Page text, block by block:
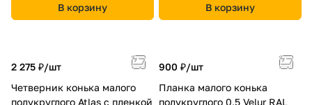
В корзину В корзину
2 275 ₽/шт
Четверник конька малого
полукруглого Atlas с пленкой
900 ₽/шт
Планка малого конька
полукруглого 0,5 Velur RAL